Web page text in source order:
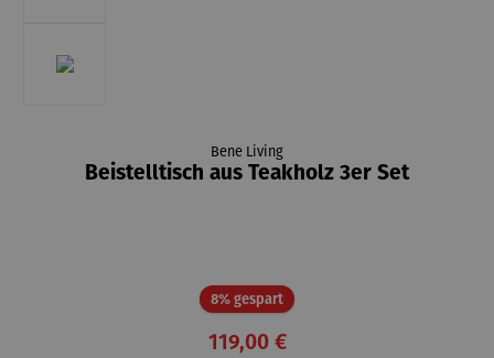
Bene Living
Beistelltisch aus Teakholz 3er Set
8% gespartRabatt
119,00 €